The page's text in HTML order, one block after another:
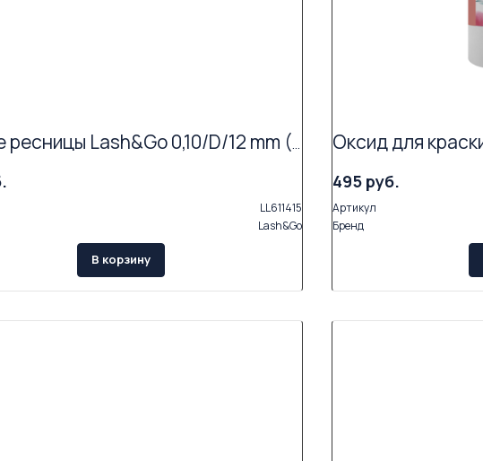
Черные ресницы Lash&Go 0,10/D/12 mm (16 линий)
LL611415
Lash&Go
В корзину
495 руб.
Артикул
Бренд